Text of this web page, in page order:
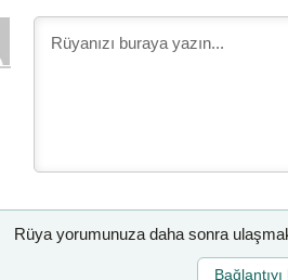
Rüya yorumunuza daha sonra